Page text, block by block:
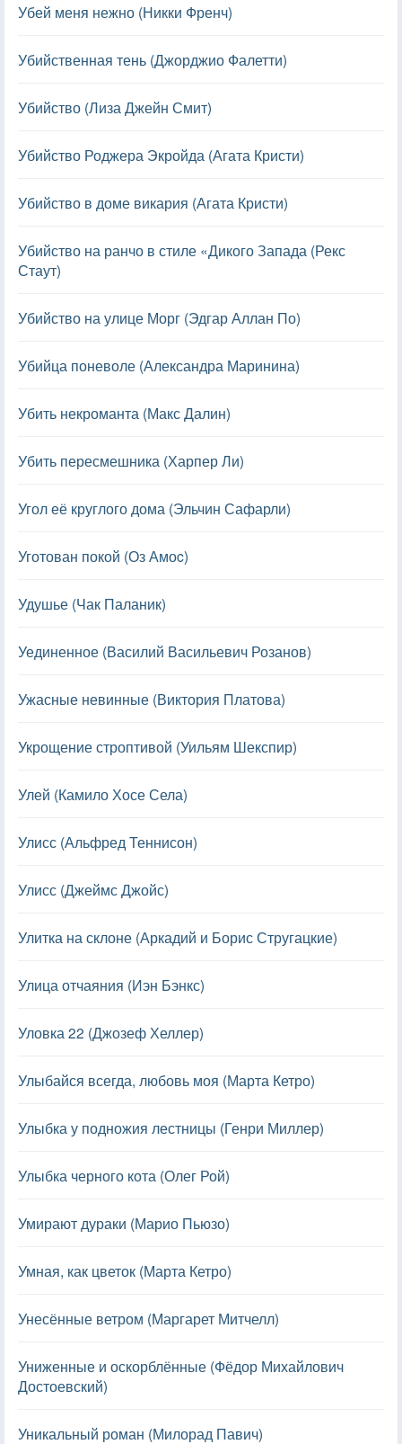
Убей меня нежно (Никки Френч)
Убийственная тень (Джорджио Фалетти)
Убийство (Лиза Джейн Смит)
Убийство Роджера Экройда (Агата Кристи)
Убийство в доме викария (Агата Кристи)
Убийство на ранчо в стиле «Дикого Запада (Рекс
Стаут)
Убийство на улице Морг (Эдгар Аллан По)
Убийца поневоле (Александра Маринина)
Убить некроманта (Макс Далин)
Убить пересмешника (Харпер Ли)
Угол её круглого дома (Эльчин Сафарли)
Уготован покой (Оз Амоc)
Удушье (Чак Паланик)
Уединенное (Василий Васильевич Розанов)
Ужасные невинные (Виктория Платова)
Укрощение строптивой (Уильям Шекспир)
Улей (Камило Хосе Села)
Улисс (Альфред Теннисон)
Улисс (Джеймс Джойс)
Улитка на склоне (Аркадий и Борис Стругацкие)
Улица отчаяния (Иэн Бэнкс)
Уловка 22 (Джозеф Хеллер)
Улыбайся всегда, любовь моя (Марта Кетро)
Улыбка у подножия лестницы (Генри Миллер)
Улыбка черного кота (Олег Рой)
Умирают дураки (Марио Пьюзо)
Умная, как цветок (Марта Кетро)
Унесённые ветром (Маргарет Митчелл)
Униженные и оскорблённые (Фёдор Михайлович
Достоевский)
Уникальный роман (Милорад Павич)